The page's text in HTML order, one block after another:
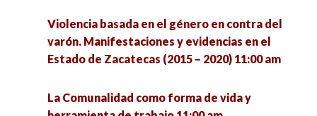
COVID-19 5:00 pm
Feminismos socioambientales perspectivas y
implementación y evaluación de la intervención
social 11:00 am
Violencia basada en el género en contra del
varón. Manifestaciones y evidencias en el
Estado de Zacatecas (2015 – 2020) 11:00 am
La Comunalidad como forma de vida y